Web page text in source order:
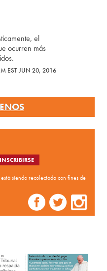
el
ocurren más
EST JUN 20, 2016
siendo recolectada con fines de